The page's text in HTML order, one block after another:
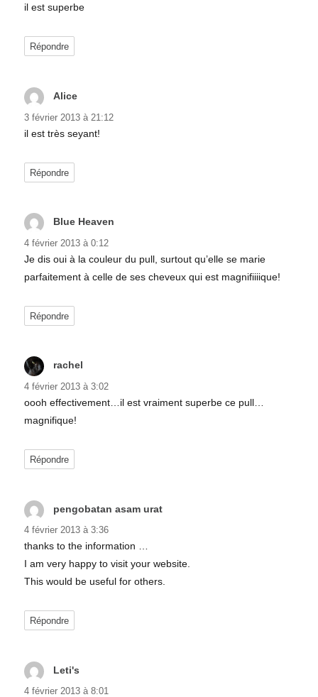
il est superbe
Répondre
Alice
3 février 2013 à 21:12
il est très seyant!
Répondre
Blue Heaven
4 février 2013 à 0:12
Je dis oui à la couleur du pull, surtout qu’elle se marie
parfaitement à celle de ses cheveux qui est magnifiiiique!
Répondre
rachel
4 février 2013 à 3:02
oooh effectivement…il est vraiment superbe ce pull…
magnifique!
Répondre
pengobatan asam urat
4 février 2013 à 3:36
thanks to the information …
I am very happy to visit your website.
This would be useful for others.
Répondre
Leti's
4 février 2013 à 8:01